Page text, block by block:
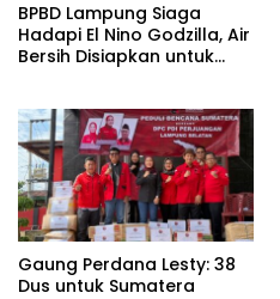
BPBD Lampung Siaga
Hadapi El Nino Godzilla, Air
Bersih Disiapkan untuk
Gaung Perdana Lesty: 38
Dus untuk Sumatera